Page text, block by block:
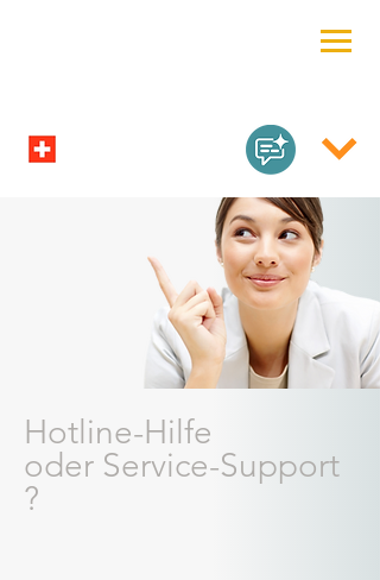
Hotline-Hilfe
oder Service-Support
?